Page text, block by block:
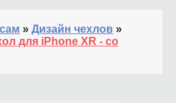
» Дизайн чехлов »
для iPhone XR - со